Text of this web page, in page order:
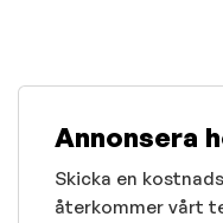
Annonsera
Skicka en
återkommer vårt